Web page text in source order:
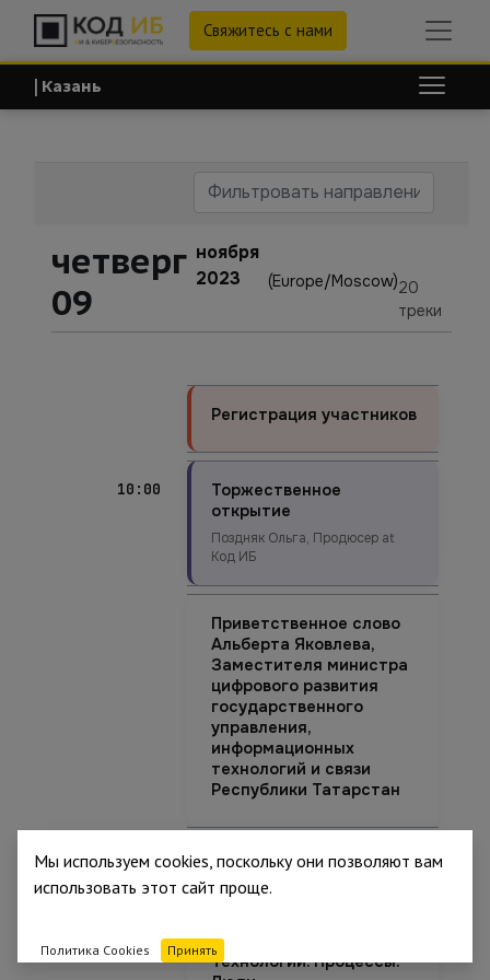
Свяжитесь с нами
| Казань
четверг
09
ноября
2023
(Europe/Moscow)20
треки
Регистрация участников
10:00
Торжественное
открытие
Поздняк Ольга, Продюсер at
Код ИБ
Приветственное слово
Альберта Яковлева,
Заместителя министра
цифрового развития
государственного
управления,
информационных
технологий и связи
Республики Татарстан
Диалог с регулятором
Вводная дискуссия.
Технологии. Процессы.
Мы используем cookies, поскольку они позволяют вам
использовать этот сайт проще.
Политика Cookies Принять